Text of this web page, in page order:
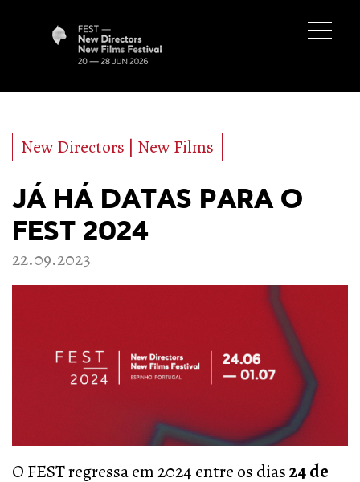
New Directors | New Films
JÁ HÁ DATAS PARA O
FEST 2024
22.09.2023
O FEST regressa em 2024 entre os dias24 de